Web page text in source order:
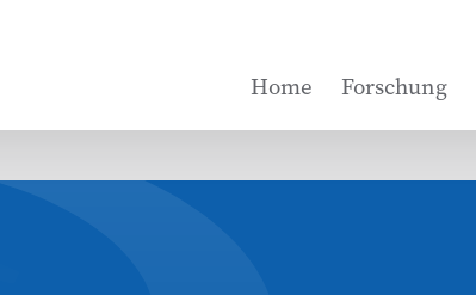
Home Forschung